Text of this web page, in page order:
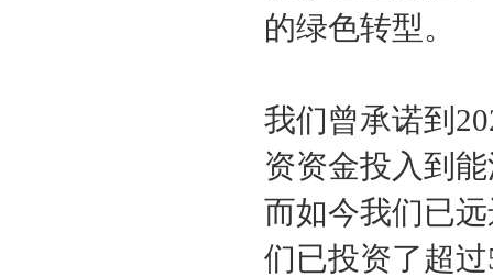
的绿色转型。
我们曾承诺到
资资金投入到
而如今我们已
们已投资了超